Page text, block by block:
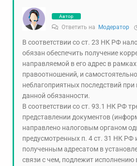
Автор
Ответить на Модератор
В соответствии со ст. 23 НК РФ
обязан обеспечить получение
направляемой в его адрес в
правоотношений, и
неблагоприятных последствий
данной обязанности.
В соответствии со ст. 93.1 НК РФ
представлении документов
направлено налоговым органом
предусмотренных п. 4 ст. 31 НК РФ
полученным адресатом в
связи с чем, подлежит исполнению